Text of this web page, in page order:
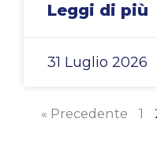
Leggi di più
31 Luglio 2026
« Precedente 1